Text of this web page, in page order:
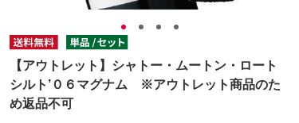
【アウトレット】シャトー・ムートン・ロート
シルト’０６マグナム ※アウトレット商品のた
め返品不可